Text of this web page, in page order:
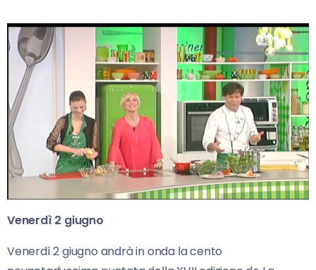
Venerdì 2 giugno
Venerdì 2 giugno andrà in onda la cento